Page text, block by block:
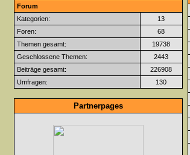
Forum
Kategorien:
13
Foren:
68
Themen gesamt:
19738
Geschlossene Themen:
2443
Beiträge gesamt:
226908
Umfragen:
130
Partnerpages